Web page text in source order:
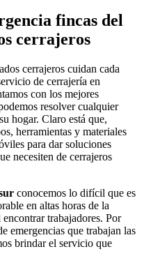
fincas del
cerrajeros
cerrajeros cuidan cada
de cerrajería en
con los mejores
resolver cualquier
hogar. Claro está que,
herramientas y materiales
para dar soluciones
necesiten de cerrajeros
conocemos lo difícil que es
en altas horas de la
trabajadores. Por
emergencias que trabajan las
brindar el servicio que